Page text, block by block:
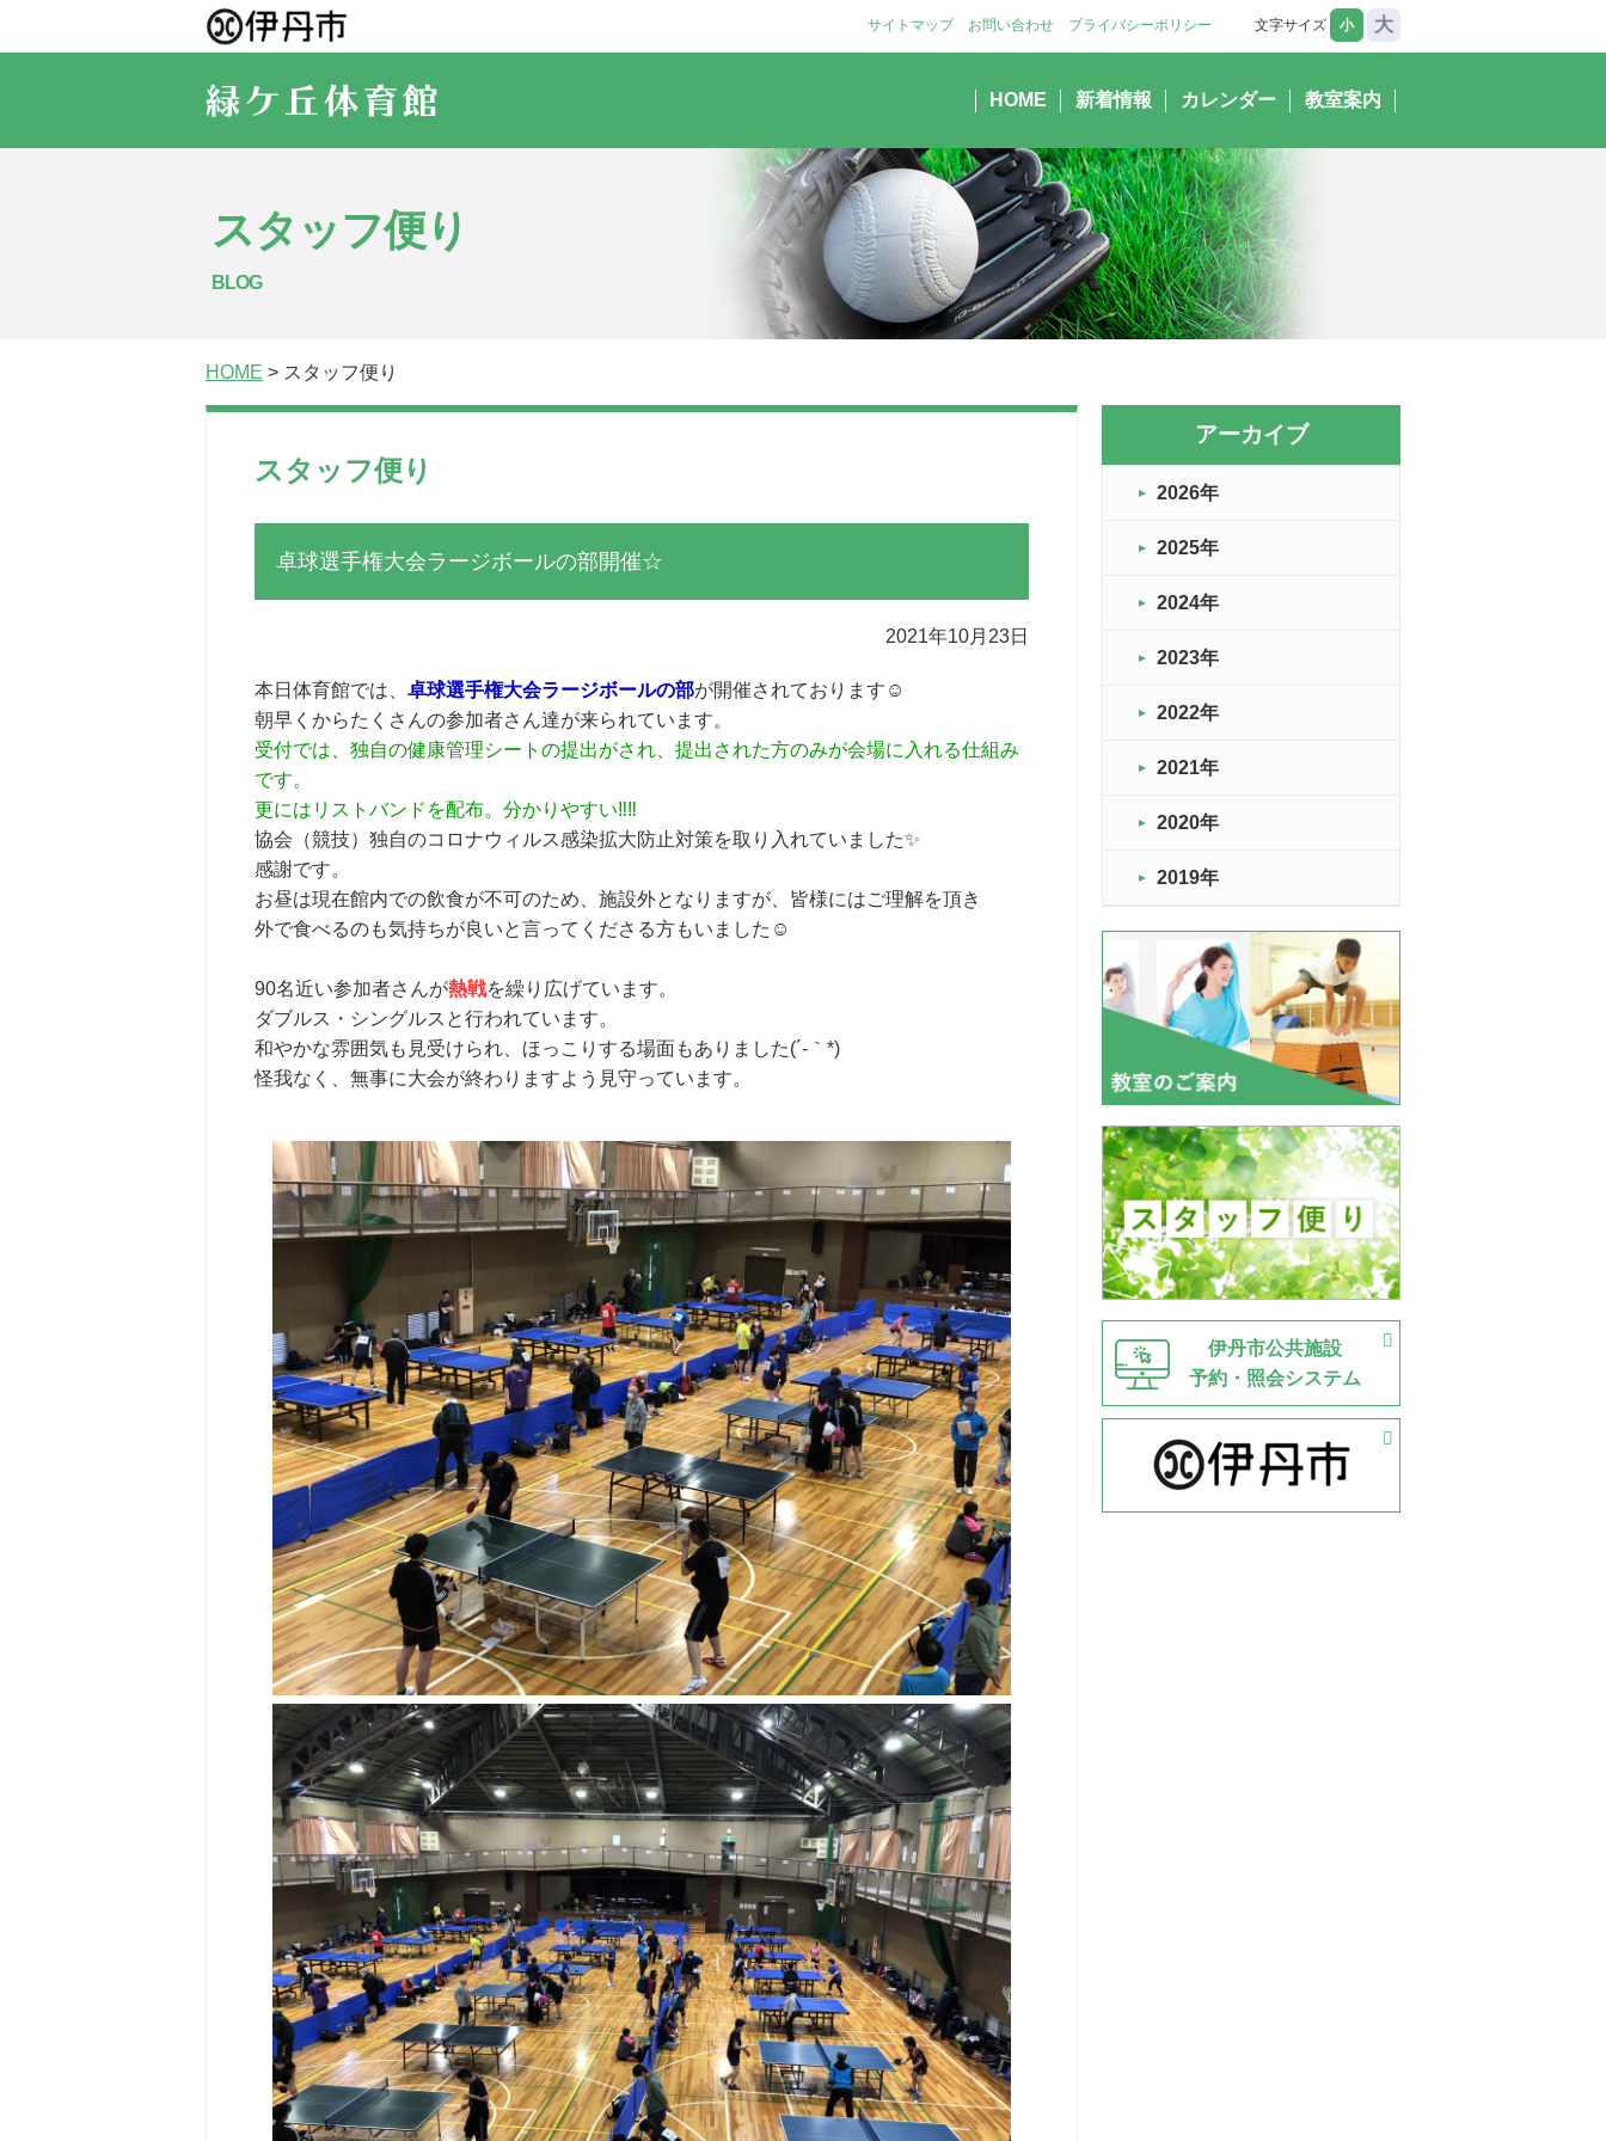
サイトマップ お問い合わせ プライバシーポリシー
HOME 新着情報 カレンダー 教室案内
文字サイズ 小 大
スタッフ便り
BLOG
HOME > スタッフ便り
スタッフ便り
卓球選手権大会ラージボールの部開催☆
2021年10月23日
本日体育館では、 卓球選手権大会ラージボールの部が開催されております☺
朝早くからたくさんの参加者さん達が来られています。
受付では、独自の健康管理シートの提出がされ、提出された方のみが会場に入れる仕組み
です。
更にはリストバンドを配布。分かりやすい‼‼
協会（競技）独自のコロナウィルス感染拡大防止対策を取り入れていました✨
感謝です。
お昼は現在館内での飲食が不可のため、施設外となりますが、皆様にはご理解を頂き
外で食べるのも気持ちが良いと言ってくださる方もいました☺
90名近い参加者さんが熱戦を繰り広げています。
ダブルス・シングルスと行われています。
和やかな雰囲気も見受けられ、ほっこりする場面もありました(´-｀*)
怪我なく、無事に大会が終わりますよう見守っています。
アーカイブ
2026年
2025年
2024年
2023年
2022年
2021年
2020年
2019年
伊丹市公共施設
予約・照会システム